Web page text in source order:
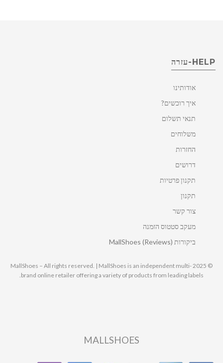
HELP-עזרה
אודותינו
איך רוכשים?
תנאי תשלום
משלוחים
החזרות
דרושים
תקנון פרטיות
תקנון
צור קשר
מעקב סטטוס הזמנה
ביקורות MallShoes (Reviews)
© 2025 MallShoes – All rights reserved. | MallShoes is an independent multi-
brand online retailer offering a variety of products from leading labels.
MALLSHOES